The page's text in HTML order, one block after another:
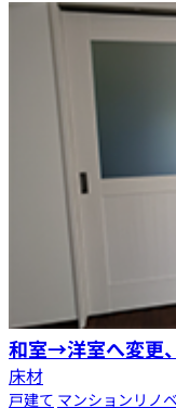
和室→洋室へ変更
床材
戸建て マンション リノベ